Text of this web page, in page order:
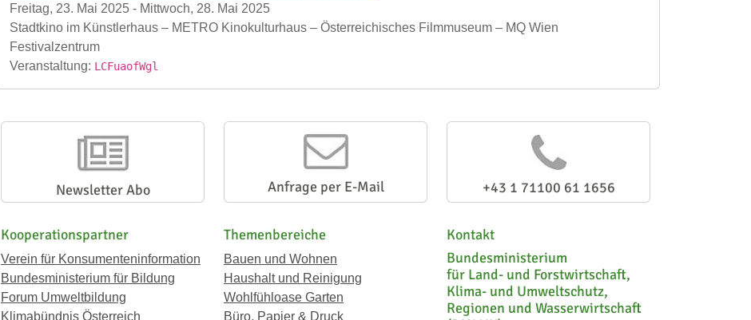
Freitag, 23. Mai 2025 - Mittwoch, 28. Mai 2025
Stadtkino im Künstlerhaus – METRO Kinokulturhaus – Österreichisches Filmmuseum – MQ Wien
Festivalzentrum
Veranstaltung: LCFuaofWgl
Newsletter Abo Anfrage per E-Mail +43 1 71100 61 1656
Kooperationspartner
Verein für Konsumenteninformation
Bundesministerium für Bildung
Forum Umweltbildung
Klimabündnis Österreich
Themenbereiche
Bauen und Wohnen
Haushalt und Reinigung
Wohlfühloase Garten
Büro, Papier & Druck
Kontakt
Bundesministerium
für Land- und Forstwirtschaft,
Klima- und Umweltschutz,
Regionen und Wasserwirtschaft